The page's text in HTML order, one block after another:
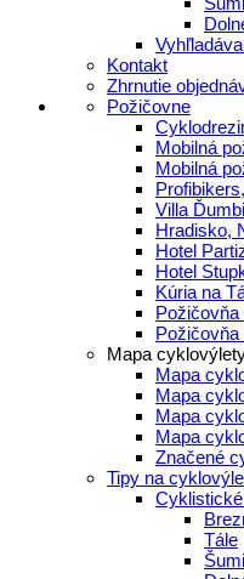
Kontakt
Zhrnutie
Požičovne
Mobilná
Mobilná
Villa
Hradisko,
Hotel
Hotel
Kúria na
Požičovňa
Požičovňa
Mapa
Mapa
Mapa
Mapa
Mapa
Značené
Tipy na
Tále